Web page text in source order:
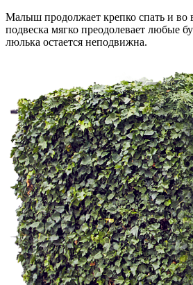
Малыш продолжает крепко спать и во
подвеска мягко преодолевает любые
люлька остается неподвижна.